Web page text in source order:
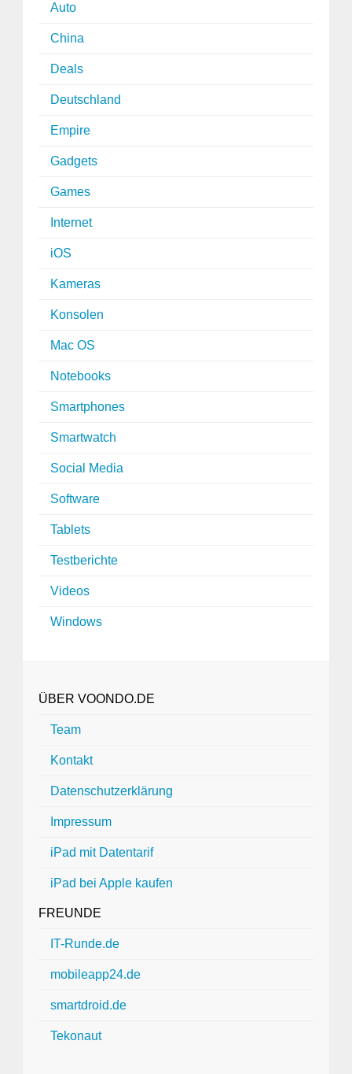
Auto
China
Deals
Deutschland
Empire
Gadgets
Games
Internet
iOS
Kameras
Konsolen
Mac OS
Notebooks
Smartphones
Smartwatch
Social Media
Software
Tablets
Testberichte
Videos
Windows
ÜBER VOONDO.DE
Team
Kontakt
Datenschutzerklärung
Impressum
iPad mit Datentarif
iPad bei Apple kaufen
FREUNDE
IT-Runde.de
mobileapp24.de
smartdroid.de
Tekonaut